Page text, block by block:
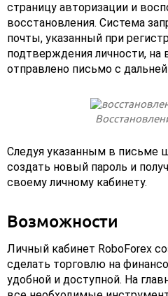
страницу авторизации и
восстановления. Система
почты, указанный при
подтверждения личности,
отправлено письмо с
Следуя указанным в письме
создать новый пароль и
своему личному кабинету.
Возможности
Личный кабинет RoboForex
сделать торговлю на
удобной и доступной. На